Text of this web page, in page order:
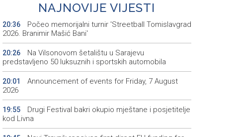
NAJNOVIJE VIJESTI
20:36
Počeo memorijalni turnir 'Streetball Tomislavgrad
2026. Branimir Mašić Bani'
20:26
Na Vilsonovom šetalištu u Sarajevu
predstavljeno 50 luksuznih i sportskih automobila
20:01
Announcement of events for Friday, 7 August
2026
19:55
Drugi Festival bakri okupio mještane i posjetitelje
kod Livna